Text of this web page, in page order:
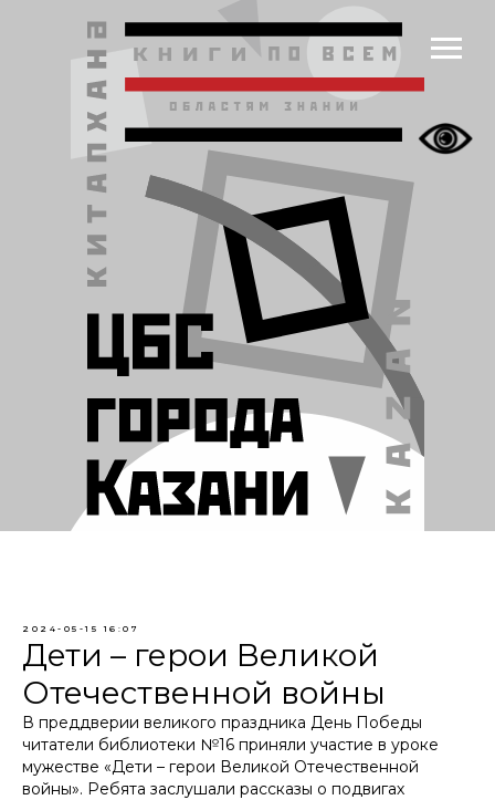
2024-05-15 16:07
Дети – герои Великой
Отечественной войны
В преддверии великого праздника День Победы
читатели библиотеки №16 приняли участие в уроке
мужестве «Дети – герои Великой Отечественной
войны». Ребята заслушали рассказы о подвигах